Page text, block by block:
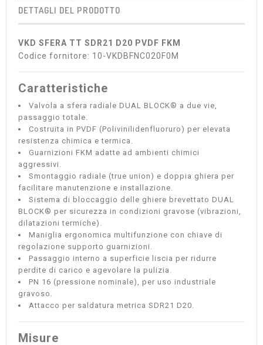
DETTAGLI DEL PRODOTTO
VKD SFERA TT SDR21 D20 PVDF FKM
Codice fornitore: 10-VKDBFNC020F0M
Caratteristiche
Valvola a sfera radiale DUAL BLOCK® a due vie,
passaggio totale.
Costruita in PVDF (Polivinilidenfluoruro) per elevata
resistenza chimica e termica.
Guarnizioni FKM adatte ad ambienti chimici
aggressivi.
Smontaggio radiale (true union) e doppia ghiera per
facilitare manutenzione e installazione.
Sistema di bloccaggio delle ghiere brevettato DUAL
BLOCK® per sicurezza in condizioni gravose (vibrazioni,
dilatazioni termiche).
Maniglia ergonomica multifunzione con chiave di
regolazione supporto guarnizioni.
Passaggio interno a superficie liscia per ridurre
perdite di carico e agevolare la pulizia.
PN 16 (pressione nominale), per uso industriale
gravoso.
Attacco per saldatura metrica SDR21 D20.
Misure